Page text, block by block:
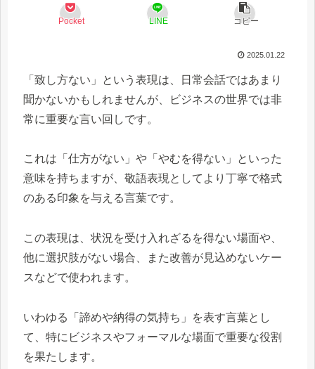
Pocket LINE コピー
2025.01.22
「致し方ない」という表現は、日常会話ではあまり
聞かないかもしれませんが、ビジネスの世界では非
常に重要な言い回しです。
これは「仕方がない」や「やむを得ない」といった
意味を持ちますが、敬語表現としてより丁寧で格式
のある印象を与える言葉です。
この表現は、状況を受け入れざるを得ない場面や、
他に選択肢がない場合、また改善が見込めないケー
スなどで使われます。
いわゆる「諦めや納得の気持ち」を表す言葉とし
て、特にビジネスやフォーマルな場面で重要な役割
を果たします。